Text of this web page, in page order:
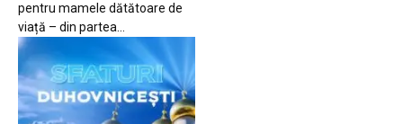
pentru mamele dătătoare de
viață – din partea...